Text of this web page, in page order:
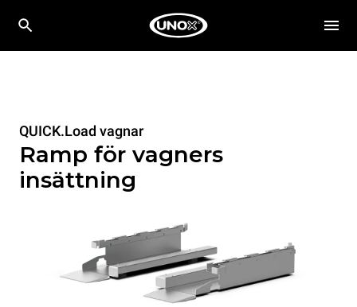
QUICK.Load vagnar
Ramp för vagners
insättning